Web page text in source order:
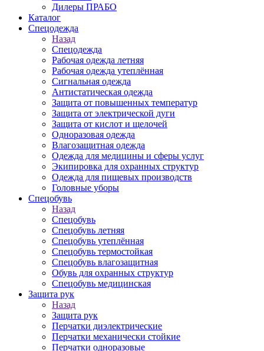
Дилеры ПРАБО
Каталог
Спецодежда
Назад
Спецодежда
Рабочая одежда летняя
Рабочая одежда утеплённая
Сигнальная одежда
Антистатическая одежда
Защита от повышенных температур
Защита от электрической дуги
Защита от кислот и щелочей
Одноразовая одежда
Влагозащитная одежда
Одежда для медицины и сферы услуг
Экипировка для охранных структур
Одежда для пищевых производств
Головные уборы
Спецобувь
Назад
Спецобувь
Спецобувь летняя
Спецобувь утеплённая
Спецобувь термостойкая
Спецобувь влагозащитная
Обувь для охранных структур
Спецобувь медицинская
Защита рук
Назад
Защита рук
Перчатки диэлектрические
Перчатки механически стойкие
Перчатки одноразовые